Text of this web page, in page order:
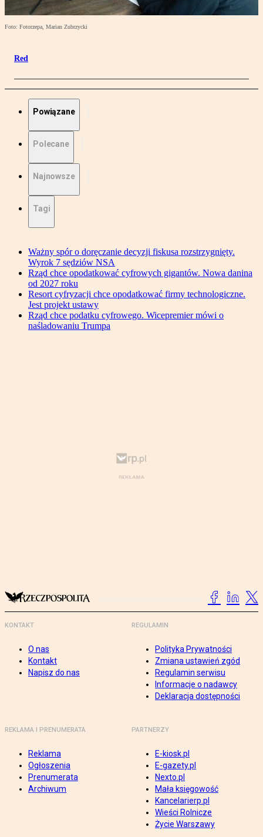
Foto: Fotorzepa, Marian Zubrzycki
Red
Powiązane
Polecane
Najnowsze
Tagi
Ważny spór o doręczanie decyzji fiskusa rozstrzygnięty.
Wyrok 7 sędziów NSA
Rząd chce opodatkować cyfrowych gigantów. Nowa danina
od 2027 roku
Resort cyfryzacji chce opodatkować firmy technologiczne.
Jest projekt ustawy
Rząd chce podatku cyfrowego. Wicepremier mówi o
naśladowaniu Trumpa
KONTAKT
O nas
Kontakt
Napisz do nas
REGULAMIN
Polityka Prywatności
Zmiana ustawień zgód
Regulamin serwisu
Informacje o nadawcy
Deklaracja dostępności
REKLAMA I PRENUMERATA
Reklama
Ogłoszenia
Prenumerata
Archiwum
PARTNERZY
E-kiosk.pl
E-gazety.pl
Nexto.pl
Mała księgowość
Kancelarierp.pl
Wieści Rolnicze
Życie Warszawy